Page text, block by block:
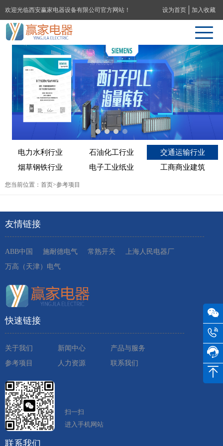
欢迎光临西安赢家电器设备有限公司官方网站！ 设为首页 加入收藏
电力水利行业 石油化工行业
交通运输行业
烟草钢铁行业
电子工业纸业 工商商业建筑
您当前位置： 首页>参考项目
友情链接
ABB中国 施耐德电气 常熟开关
上海人民电器厂
万高（天津）电气
快速链接
关于我们 新闻中心
产品与服务
参考项目
人力资源 联系我们
扫一扫
进入手机网站
联系我们